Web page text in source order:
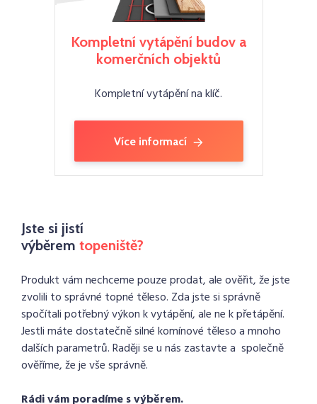
Kompletní vytápění budov a
komerčních objektů
Kompletní vytápění na klíč.
Více informací
Jste si jistí
výběrem topeniště?
Produkt vám nechceme pouze prodat, ale ověřit, že jste
zvolili to správné topné těleso. Zda jste si správně
spočítali potřebný výkon k vytápění, ale ne k přetápění.
Jestli máte dostatečně silné komínové těleso a mnoho
dalších parametrů. Raději se u nás zastavte a společně
ověříme, že je vše správně.
Rádi vám poradíme s výběrem.